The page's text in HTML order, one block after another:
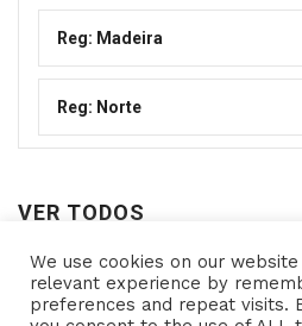
Reg: Madeira
Reg: Norte
VER TODOS
Ver
todos
We use cookies on our
relevant experience by
preferences and repeat visits.